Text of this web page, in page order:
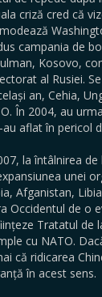
criză cred că
campania de
Kosovo,
al Rusiei.
an, Cehia,
În 2004, au
au aflat în pericol
la întâlnirea
unei
Afganistan,
Occidentul de o
Tratatul de
cu NATO.
că ridicarea
în acest sens.